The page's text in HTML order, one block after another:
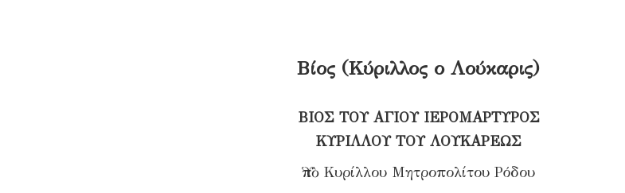
Βίος (Κύριλλος ο Λούκαρις)
ΒΙΟΣ ΤΟΥ ΑΓΙΟΥ ΙΕΡΟΜΑΡΤΥΡΟΣ
ΚΥΡΙΛΛΟΥ ΤΟΥ ΛΟΥΚΑΡΕΩΣ
Ὑπὸ Κυρίλλου Μητροπολίτου Ρόδου